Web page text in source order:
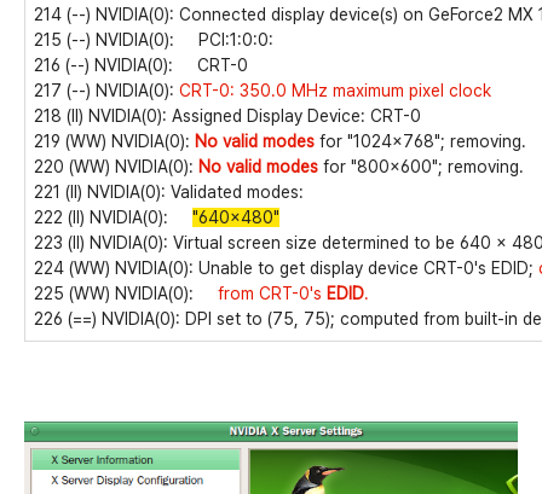
214 (--) NVIDIA(0): Connected display device(s) on GeForce2
215 (--) NVIDIA(0): PCI:1:0:0:
216 (--) NVIDIA(0): CRT-0
217 (--) NVIDIA(0): CRT-0: 350.0 MHz maximum pixel clock
218 (II) NVIDIA(0): Assigned Display Device: CRT-0
219 (WW) NVIDIA(0): No valid modes for "1024x768"; removing.
220 (WW) NVIDIA(0): No valid modes for "800x600"; removing.
221 (II) NVIDIA(0): Validated modes:
222 (II) NVIDIA(0): "640x480"
223 (II) NVIDIA(0): Virtual screen size determined to be 640 x
224 (WW) NVIDIA(0): Unable to get display device CRT-0's EDID;
225 (WW) NVIDIA(0): from CRT-0's EDID.
226 (==) NVIDIA(0): DPI set to (75, 75); computed from built-in